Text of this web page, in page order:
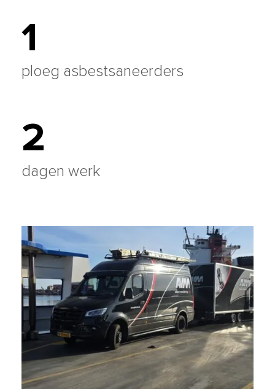
1
ploeg asbestsaneerders
2
dagen werk